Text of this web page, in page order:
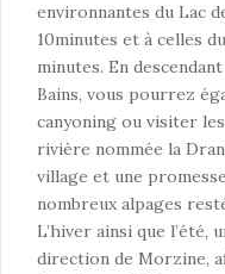
environnantes du Lac
10minutes et à celles
minutes. En
Bains, vous pourrez
canyoning ou visiter
rivière nommée la
village et une
nombreux alpages
L’hiver ainsi que l’été,
direction de Morzine,